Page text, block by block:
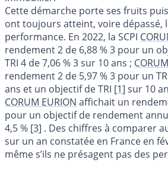
Cette démarche porte ses fruits
ont toujours atteint, voire dépassé,
performance. En 2022, la SCPI
rendement 2 de 6,88 % 3 pour un
TRI 4 de 7,06 % 3 sur 10 ans ;
rendement 2 de 5,97 % 3 pour un
ans et un objectif de TRI [1] sur 10
CORUM EURION affichait un
pour un objectif de rendement
4,5 % [3] . Des chiffres à comparer
sur un an constatée en France en
même s’ils ne présagent pas des